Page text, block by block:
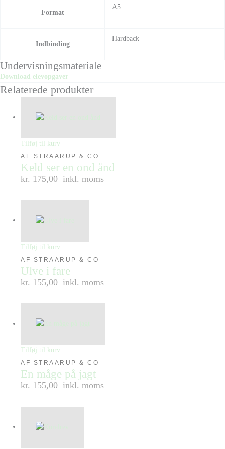
Format
A5
Indbinding
Hardback
Undervisningsmateriale
Download elevopgaver
Relaterede produkter
Tilføj til kurv
AF STRAARUP & CO
Keld ser en ond ånd
kr. 175,00 inkl. moms
Tilføj til kurv
AF STRAARUP & CO
Ulve i fare
kr. 155,00 inkl. moms
Tilføj til kurv
AF STRAARUP & CO
En måge på jagt
kr. 155,00 inkl. moms